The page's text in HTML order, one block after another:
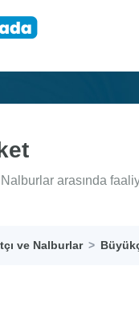
arasında
ve Nalburlar